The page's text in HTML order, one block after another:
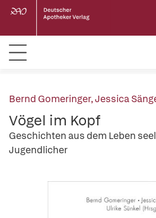
Bernd Gomeringer,Jessica
Vögel im Kopf
Geschichten aus dem Leben
Jugendlicher